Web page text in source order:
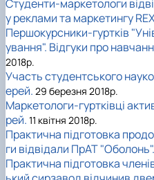
Студенти-маркетологи
у реклами та маркетингу
Першокурсники-гуртків
ування". Відгуки про
2018р.
Участь студентського
ерей. 29 березня 2018р.
Маркетологи-гуртківці
рей. 11 квітня 2018р.
Практична підготовка
ги відвідали ПрАТ "Оболонь".
Практична підготовка